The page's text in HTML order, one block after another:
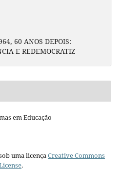
60 ANOS DEPOIS:
E REDEMOCRATIZ
em Educação
uma licençaCreative Commons
.